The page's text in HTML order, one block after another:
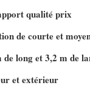
qualité prix
de courte et
long et 3,2 m de
et extérieur